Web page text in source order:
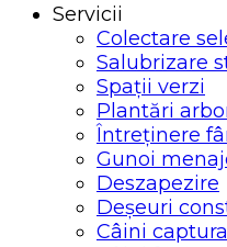
Servicii
Colectare
Salubrizare
Spații verzi
Plantări
Întreținere
Gunoi
Deszapezire
Deșeuri
Câini